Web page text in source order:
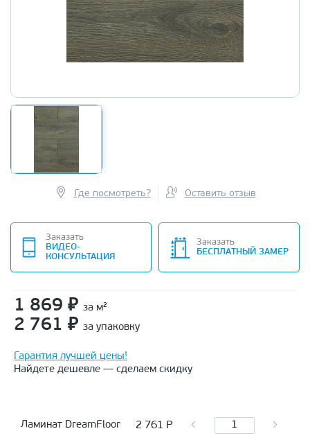
Где посмотреть? Оставить отзыв
Заказать
ВИДЕО-
КОНСУЛЬТАЦИЯ
Заказать
БЕСПЛАТНЫЙ ЗАМЕР
1 869 ₽ за м²
2 761 ₽ за упаковку
Гарантия лучшей цены!
Найдете дешевле — сделаем скидку
Ламинат DreamFloor 2 761 Р